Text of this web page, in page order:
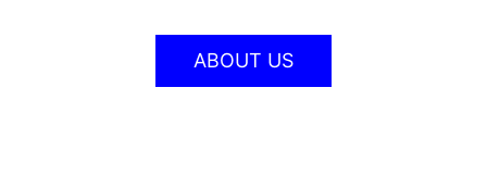
ABOUT US